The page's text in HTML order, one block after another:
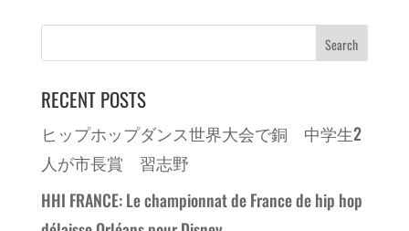
RECENT POSTS
ヒップホップダンス世界大会で銅 中学生2
人が市長賞 習志野
HHI FRANCE: Le championnat de France de hip hop